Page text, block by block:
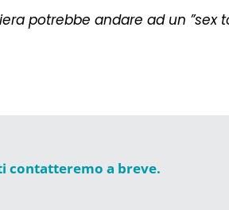
potrebbe andare ad un ”sex
contatteremo a breve.